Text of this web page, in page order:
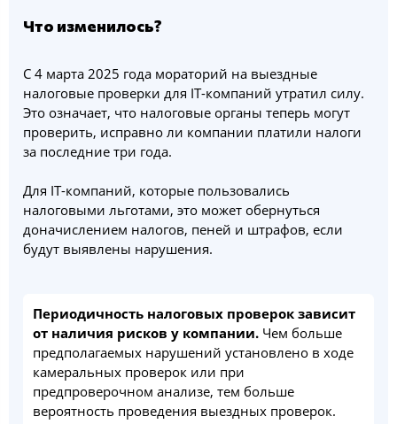
Что изменилось?
С 4 марта 2025 года мораторий на выездные
налоговые проверки для IT-компаний утратил силу.
Это означает, что налоговые органы теперь могут
проверить, исправно ли компании платили налоги
за последние три года.
Для IT-компаний, которые пользовались
налоговыми льготами, это может обернуться
доначислением налогов, пеней и штрафов, если
будут выявлены нарушения.
Периодичность налоговых проверок зависит
от наличия рисков у компании. Чем больше
предполагаемых нарушений установлено в ходе
камеральных проверок или при
предпроверочном анализе, тем больше
вероятность проведения выездных проверок.